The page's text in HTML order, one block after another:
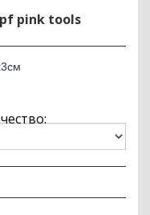
pink tools